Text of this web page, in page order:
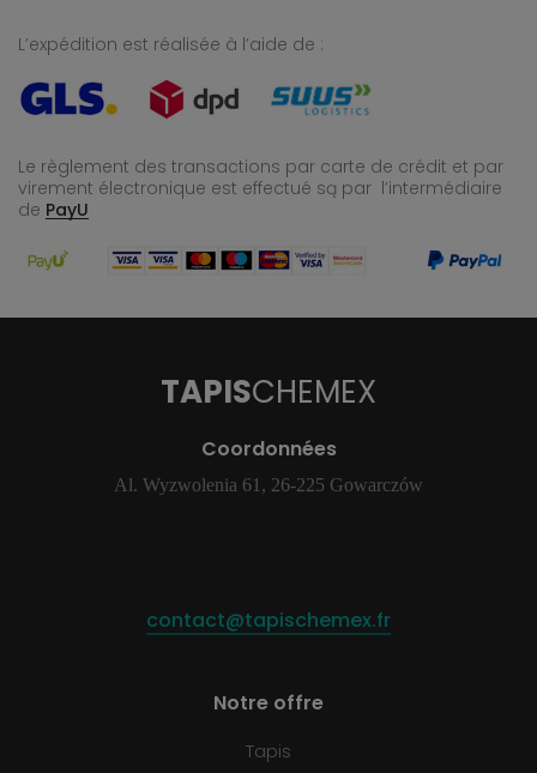
L’expédition est réalisée à l’aide de :
Le règlement des transactions par carte de crédit et par
virement électronique est effectué są par l’intermédiaire
de PayU
TAPISCHEMEX
Coordonnées
Al. Wyzwolenia 61, 26-225 Gowarczów
contact@tapischemex.fr
Notre offre
Tapis